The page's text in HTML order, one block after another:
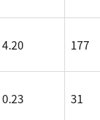
4.20 177
0.23 31